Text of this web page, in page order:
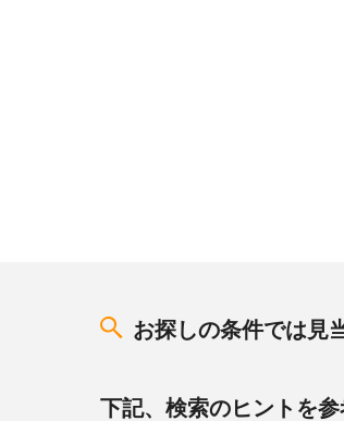
お探しの条件では見
下記、検索のヒントを